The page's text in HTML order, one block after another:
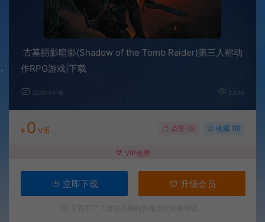
古墓丽影暗影(Shadow of the Tomb Raider)第三人称动
作RPG游戏|下载
2020-07-18 2,539
¥ 0 V币 点赞 (6) 收藏 (6)
VIP免费
立即下载 升级会员